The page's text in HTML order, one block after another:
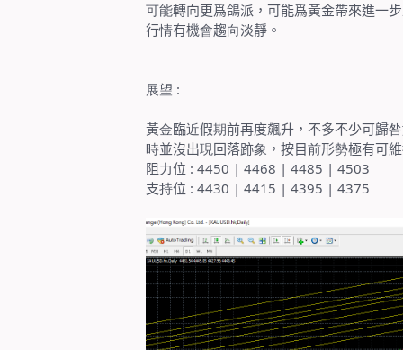
可能轉向更爲鴿派，可能爲黃金帶來進一步
行情有機會趨向淡靜。
展望 :
黃金臨近假期前再度飆升，不多不少可歸
時並沒出現回落跡象 ，按目前形勢極有可維
阻力位 : 4450 | 4468 | 4485 | 4503
支持位 : 4430 | 4415 | 4395 | 4375